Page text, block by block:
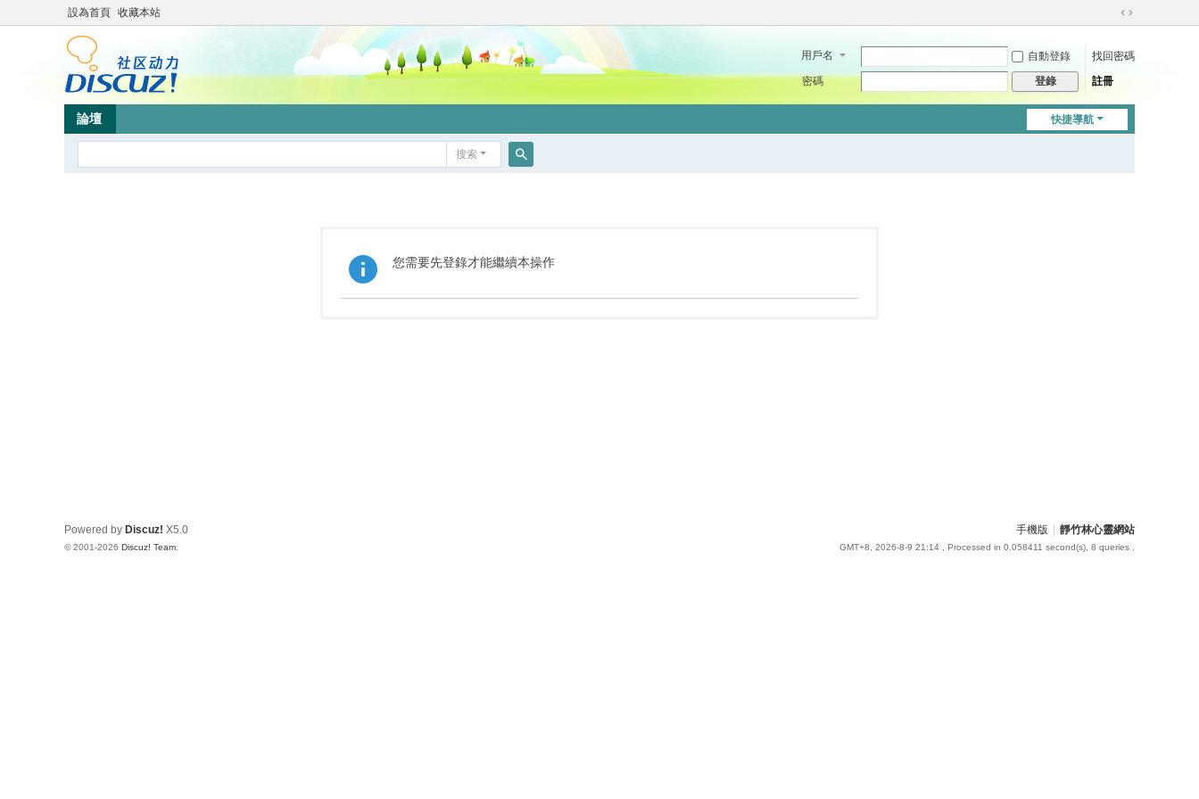
設為首頁 收藏本站
切
到
用戶名 自動登錄
找回密碼
密碼
登錄 註冊
快捷導航
論壇
搜索
您需要先登錄才能繼續本操作
手機版 靜竹林心靈網站
GMT+8, 2026-8-9 21:14 , Processed in 0.058411 second(s), 8 queries .
Powered by Discuz! X5.0
© 2001-2026 Discuz! Team